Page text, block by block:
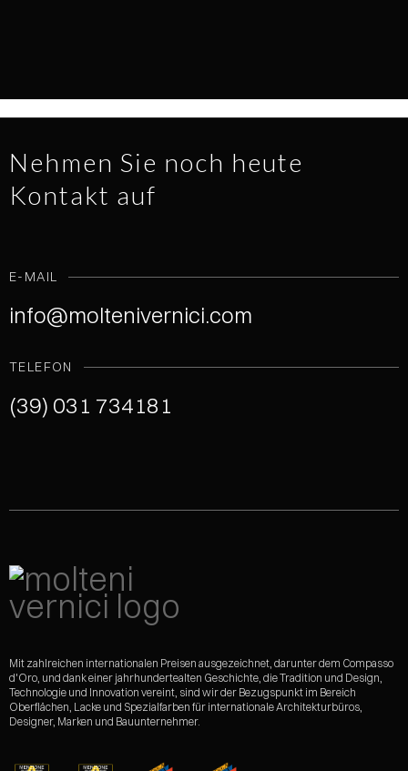
Nehmen Sie noch heute
Kontakt auf
E-MAIL
info@moltenivernici.com
TELEFON
(39) 031 734181
Mit zahlreichen internationalen Preisen ausgezeichnet, darunter dem Compasso
d'Oro, und dank einer jahrhundertealten Geschichte, die Tradition und Design,
Technologie und Innovation vereint, sind wir der Bezugspunkt im Bereich
Oberflächen, Lacke und Spezialfarben für internationale Architekturbüros,
Designer, Marken und Bauunternehmer.